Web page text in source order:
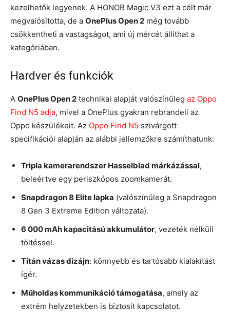
kezelhetők legyenek. A HONOR Magic V3 ezt a célt már
megvalósította, de a OnePlus Open 2 még tovább
csökkentheti a vastagságot, ami új mércét állíthat a
kategóriában.
Hardver és funkciók
A OnePlus Open 2 technikai alapját valószínűleg az Oppo
Find N5 adja, mivel a OnePlus gyakran rebrandeli az
Oppo készülékeit. Az Oppo Find N5 szivárgott
specifikációi alapján az alábbi jellemzőkre számíthatunk:
Tripla kamerarendszer Hasselblad márkázással,
beleértve egy periszkópos zoomkamerát.
Snapdragon 8 Elite lapka (valószínűleg a Snapdragon
8 Gen 3 Extreme Edition változata).
6 000 mAh kapacitású akkumulátor, vezeték nélküli
töltéssel.
Titán vázas dizájn: könnyebb és tartósabb kialakítást
ígér.
Műholdas kommunikáció támogatása, amely az
extrém helyzetekben is biztosít kapcsolatot.